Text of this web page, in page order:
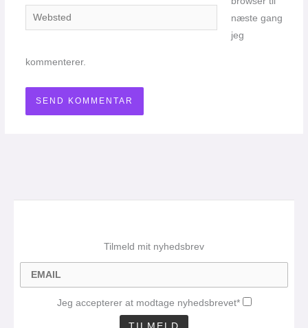
Websted
næste gang
jeg
kommenterer.
Tilmeld mit nyhedsbrev
Jeg accepterer at modtage nyhedsbrevet*